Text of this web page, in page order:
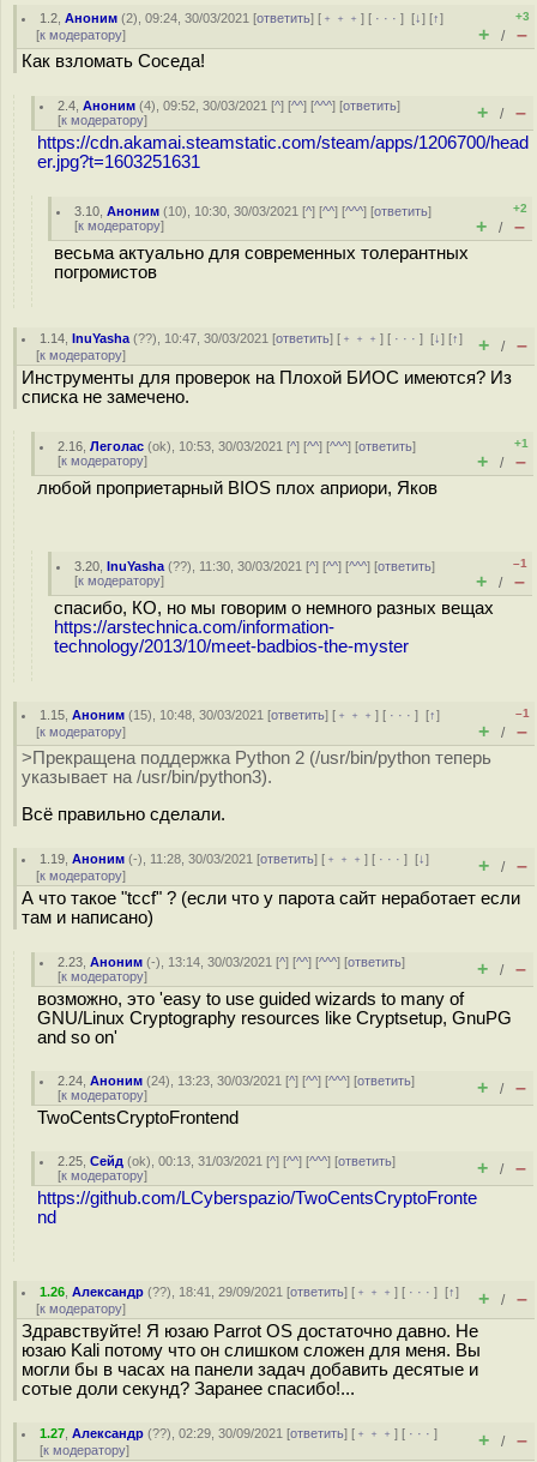
1.2 ,Аноним (2), 09:24, 30/03/2021 [ответить] [ ﹢﹢﹢] [ · · ·][↓] [↑]
[к модератору]
+3
+ / –
Как взломать Соседа!
2.4 ,Аноним (4), 09:52, 30/03/2021 [^] [^^] [^^^] [ответить]
[к модератору] + / –
https://cdn.akamai.steamstatic.com/steam/apps/1206700/head
er.jpg?t=1603251631
3.10 ,Аноним (10), 10:30, 30/03/2021 [^] [^^] [^^^] [ответить]
[к модератору]
+2
+ / –
весьма актуально для современных толерантных
погромистов
1.14 ,InuYasha (??), 10:47, 30/03/2021 [ответить] [ ﹢﹢﹢] [ · · ·][↓] [↑]
[к модератору] + / –
Инструменты для проверок на Плохой БИОС имеются? Из
списка не замечено.
2.16 ,Леголас (ok), 10:53, 30/03/2021 [^] [^^] [^^^] [ответить]
[к модератору]
+1
+ / –
любой проприетарный BIOS плох априори, Яков
3.20 ,InuYasha (??), 11:30, 30/03/2021 [^] [^^] [^^^] [ответить]
[к модератору]
–1
+ / –
спасибо, КО, но мы говорим о немного разных вещах
https://arstechnica.com/information-
technology/2013/10/meet-badbios-the-myster
1.15 ,Аноним (15), 10:48, 30/03/2021 [ответить] [ ﹢﹢﹢] [ · · ·][↑]
[к модератору]
–1
+ / –
>Прекращена поддержка Python 2 (/usr/bin/python теперь
указывает на /usr/bin/python3).
Всё правильно сделали.
1.19 ,Аноним (-), 11:28, 30/03/2021 [ответить] [ ﹢﹢﹢] [ · · ·][↓]
[к модератору] + / –
А что такое "tccf" ? (если что у парота сайт неработает если
там и написано)
2.23 ,Аноним (-), 13:14, 30/03/2021 [^] [^^] [^^^] [ответить]
[к модератору] + / –
возможно, это 'easy to use guided wizards to many of
GNU/Linux Cryptography resources like Cryptsetup, GnuPG
and so on'
2.24 ,Аноним (24), 13:23, 30/03/2021 [^] [^^] [^^^] [ответить]
[к модератору] + / –
TwoCentsCryptoFrontend
2.25 ,Сейд (ok), 00:13, 31/03/2021 [^] [^^] [^^^] [ответить]
[к модератору] + / –
https://github.com/LCyberspazio/TwoCentsCryptoFronte
nd
1.26 ,Александр (??), 18:41, 29/09/2021 [ответить] [ ﹢﹢﹢] [ · · ·][↑]
[к модератору] + / –
Здравствуйте! Я юзаю Parrot OS достаточно давно. Не
юзаю Kali потому что он слишком сложен для меня. Вы
могли бы в часах на панели задач добавить десятые и
сотые доли секунд? Заранее спасибо!...
1.27 ,Александр (??), 02:29, 30/09/2021 [ответить] [ ﹢﹢﹢] [ · · ·]
[к модератору] + / –